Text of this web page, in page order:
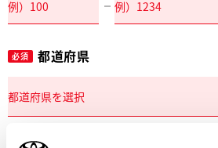
必須 都道府県